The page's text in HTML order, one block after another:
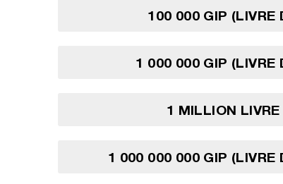
100 000 GIP (LIVRE
1 000 000 GIP (LIVRE
1 MILLION
1 000 000 000 GIP (LIVRE